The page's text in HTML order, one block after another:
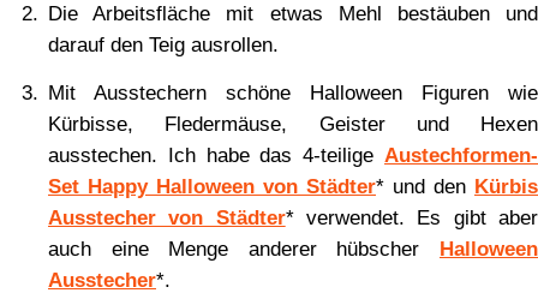
Die Arbeitsfläche mit etwas Mehl bestäuben und
darauf den Teig ausrollen.
Mit Ausstechern schöne Halloween Figuren wie
Kürbisse, Fledermäuse, Geister und Hexen
ausstechen. Ich habe das 4-teilige Austechformen-
Set Happy Halloween von Städter* und den Kürbis
Ausstecher von Städter* verwendet. Es gibt aber
auch eine Menge anderer hübscher Halloween
Ausstecher*.